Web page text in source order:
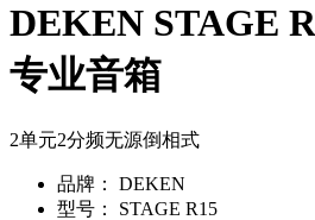
DEKEN STAGE
专业音箱
2单元2分频无源倒相式
品牌：
DEKEN
型号：
STAGE R15